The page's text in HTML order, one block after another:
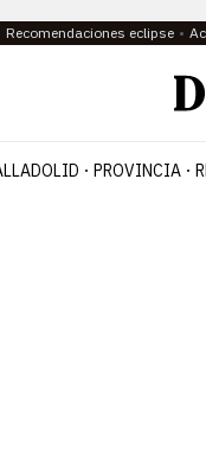
Recomendaciones eclipse
PROVINCIA